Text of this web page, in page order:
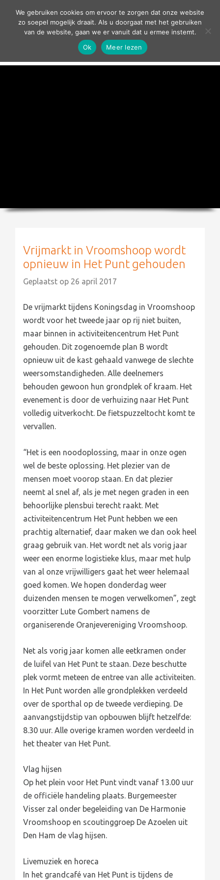
contact
Vrijmarkt in Vroomshoop wordt
opnieuw in Het Punt gehouden
Geplaatst op 26 april 2017
De vrijmarkt tijdens Koningsdag in Vroomshoop
wordt voor het tweede jaar op rij niet buiten,
maar binnen in activiteitencentrum Het Punt
gehouden. Dit zogenoemde plan B wordt
opnieuw uit de kast gehaald vanwege de slechte
weersomstandigheden. Alle deelnemers
behouden gewoon hun grondplek of kraam. Het
evenement is door de verhuizing naar Het Punt
volledig uitverkocht. De fietspuzzeltocht komt te
vervallen.
“Het is een noodoplossing, maar in onze ogen
wel de beste oplossing. Het plezier van de
mensen moet voorop staan. En dat plezier
neemt al snel af, als je met negen graden in een
behoorlijke plensbui terecht raakt. Met
activiteitencentrum Het Punt hebben we een
prachtig alternatief, daar maken we dan ook heel
graag gebruik van. Het wordt net als vorig jaar
weer een enorme logistieke klus, maar met hulp
van al onze vrijwilligers gaat het weer helemaal
goed komen. We hopen donderdag weer
duizenden mensen te mogen verwelkomen”, zegt
voorzitter Lute Gombert namens de
organiserende Oranjevereniging Vroomshoop.
Net als vorig jaar komen alle eetkramen onder
de luifel van Het Punt te staan. Deze beschutte
plek vormt meteen de entree van alle activiteiten.
In Het Punt worden alle grondplekken verdeeld
over de sporthal op de tweede verdieping. De
aanvangstijdstip van opbouwen blijft hetzelfde:
8.30 uur. Alle overige kramen worden verdeeld in
het theater van Het Punt.
Vlag hijsen
Op het plein voor Het Punt vindt vanaf 13.00 uur
de officiële handeling plaats. Burgemeester
Visser zal onder begeleiding van De Harmonie
Vroomshoop en scoutinggroep De Azoelen uit
Den Ham de vlag hijsen.
Livemuziek en horeca
In het grandcafé van Het Punt is tijdens de
We gebruiken cookies om ervoor te zorgen dat onze website
zo soepel mogelijk draait. Als u doorgaat met het gebruiken
van de website, gaan we er vanuit dat u ermee instemt.
Ok
Meer lezen